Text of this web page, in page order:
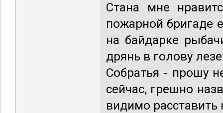
Стана мне
пожарной бригаде
на байдарке
дрянь в голову
Собратья - прошу
сейчас, грешно
видимо расставить